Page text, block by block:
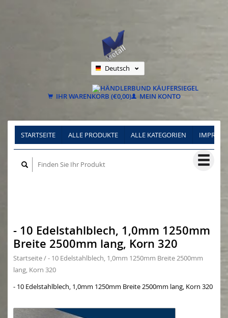
Deutsch
Français
IHR WARENKORB (€0,00) MEIN KONTO
STARTSEITE ALLE PRODUKTE ALLE KATEGORIEN
- 10 Edelstahlblech, 1,0mm 1250mm
Breite 2500mm lang, Korn 320
Startseite/- 10 Edelstahlblech, 1,0mm 1250mm Breite 2500mm
lang, Korn 320
- 10 Edelstahlblech, 1,0mm 1250mm Breite 2500mm lang, Korn 320